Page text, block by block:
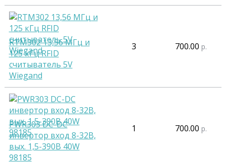
RTM302 13,56 МГц и
125 кГц RFID
считыватель 5V
Wiegand
3 700.00 р.
PWR303 DC-DC
инвертор вход 8-32В,
вых. 1,5-390В 40W
98185
1 700.00 р.